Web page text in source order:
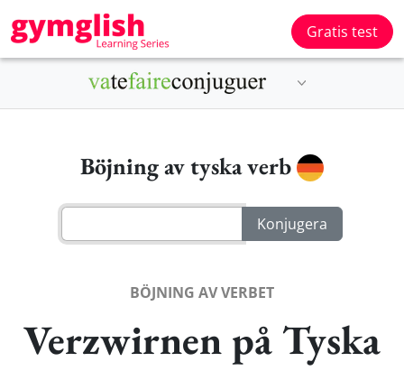
Gratis test
Böjning av tyska verb
BÖJNING AV VERBET
Verzwirnen på Tyska